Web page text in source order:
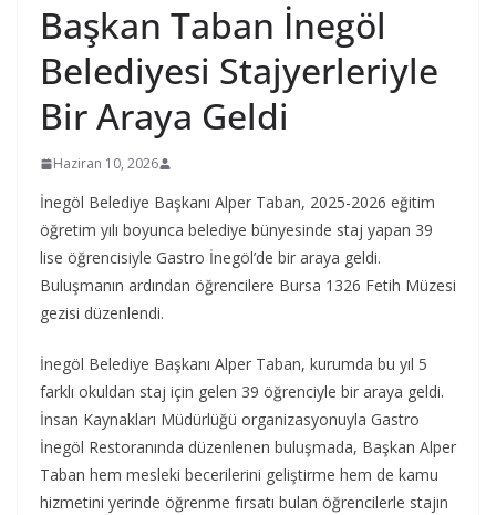
Başkan Taban İnegöl
Belediyesi Stajyerleriyle
Bir Araya Geldi
Haziran 10, 2026
İnegöl Belediye Başkanı Alper Taban, 2025-2026 eğitim
öğretim yılı boyunca belediye bünyesinde staj yapan 39
lise öğrencisiyle Gastro İnegöl’de bir araya geldi.
Buluşmanın ardından öğrencilere Bursa 1326 Fetih Müzesi
gezisi düzenlendi.
İnegöl Belediye Başkanı Alper Taban, kurumda bu yıl 5
farklı okuldan staj için gelen 39 öğrenciyle bir araya geldi.
İnsan Kaynakları Müdürlüğü organizasyonuyla Gastro
İnegöl Restoranında düzenlenen buluşmada, Başkan Alper
Taban hem mesleki becerilerini geliştirme hem de kamu
hizmetini yerinde öğrenme fırsatı bulan öğrencilerle stajın